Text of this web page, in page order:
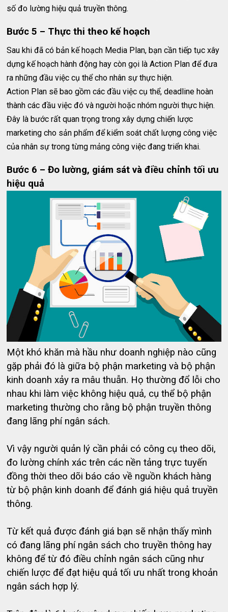
số đo lường hiệu quả truyền thông.
Bước 5 – Thực thi theo kế hoạch
Sau khi đã có bản kế hoạch Media Plan, bạn cần tiếp tục xây
dựng kế hoạch hành động hay còn gọi là Action Plan để đưa
ra những đầu việc cụ thể cho nhân sự thực hiện.
Action Plan sẽ bao gồm các đầu việc cụ thể, deadline hoàn
thành các đầu việc đó và người hoặc nhóm người thực hiện.
Đây là bước rất quan trọng trong xây dựng chiến lược
marketing cho sản phẩm để kiểm soát chất lượng công việc
của nhân sự trong từng mảng công việc đang triển khai.
Bước 6 – Đo lường, giám sát và điều chỉnh tối ưu
hiệu quả
Một khó khăn mà hầu như doanh nghiệp nào cũng
gặp phải đó là giữa bộ phận marketing và bộ phận
kinh doanh xảy ra mâu thuẫn. Họ thường đổ lỗi cho
nhau khi làm việc không hiệu quả, cụ thể bộ phận
marketing thường cho rằng bộ phận truyền thông
đang lãng phí ngân sách.
Vì vậy người quản lý cần phải có công cụ theo dõi,
đo lường chính xác trên các nền tảng trực tuyến
đồng thời theo dõi báo cáo về nguồn khách hàng
từ bộ phận kinh doanh để đánh giá hiệu quả truyền
thông.
Từ kết quả được đánh giá bạn sẽ nhận thấy mình
có đang lãng phí ngân sách cho truyền thông hay
không để từ đó điều chỉnh ngân sách cũng như
chiến lược để đạt hiệu quả tối ưu nhất trong khoản
ngân sách hợp lý.